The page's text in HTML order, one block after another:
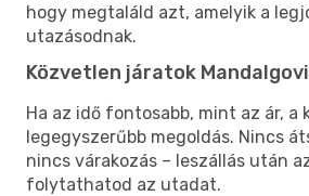
hogy megtaláld azt, amelyik a
utazásodnak.
Közvetlen járatok
Ha az idő fontosabb, mint az ár, a
legegyszerűbb megoldás. Nincs
nincs várakozás – leszállás után
folytathatod az utadat.